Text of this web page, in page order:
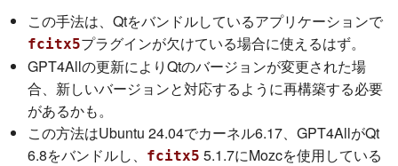
この手法は、Qtをバンドルしているアプリケーションで
fcitx5プラグインが欠けている場合に使えるはず。
GPT4Allの更新によりQtのバージョンが変更された場
合、新しいバージョンと対応するように再構築する必要
があるかも。
この方法はUbuntu 24.04でカーネル6.17、GPT4AllがQt
6.8をバンドルし、
fcitx5 5.1.7にMozcを使用している